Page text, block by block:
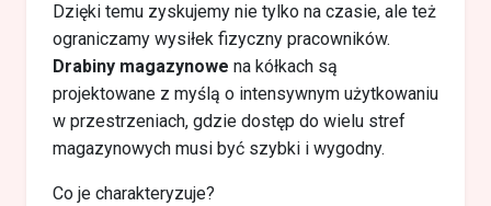
Dzięki temu zyskujemy nie tylko na czasie, ale też
ograniczamy wysiłek fizyczny pracowników.
Drabiny magazynowe na kółkach są
projektowane z myślą o intensywnym użytkowaniu
w przestrzeniach, gdzie dostęp do wielu stref
magazynowych musi być szybki i wygodny.
Co je charakteryzuje?